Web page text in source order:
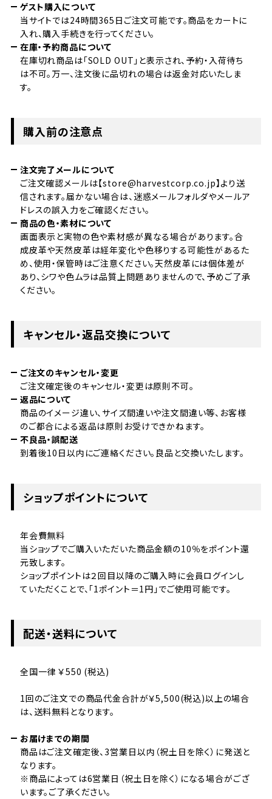
ゲスト購入について
当サイトでは24時間365日ご注文可能です。商品をカートに
入れ、購入手続きを行ってください。
在庫・予約商品について
在庫切れ商品は「SOLD OUT」と表示され、予約・入荷待ち
は不可。万一、注文後に品切れの場合は返金対応いたしま
す。
購入前の注意点
注文完了メールについて
ご注文確認メールは【store@harvestcorp.co.jp】より送
信されます。届かない場合は、迷惑メールフォルダやメールア
ドレスの誤入力をご確認ください。
商品の色・素材について
画面表示と実物の色や素材感が異なる場合があります。合
成皮革や天然皮革は経年変化や色移りする可能性があるた
め、使用・保管時はご注意ください。天然皮革には個体差が
あり、シワや色ムラは品質上問題ありませんので、予めご了承
ください。
キャンセル・返品交換について
ご注文のキャンセル・変更
ご注文確定後のキャンセル・変更は原則不可。
返品について
商品のイメージ違い、サイズ間違いや注文間違い等、お客様
のご都合による返品は原則お受けできかねます。
不良品・誤配送
到着後10日以内にご連絡ください。良品と交換いたします。
ショップポイントについて
年会費無料
当ショップでご購入いただいた商品金額の10％をポイント還
元致します。
ショップポイントは２回目以降のご購入時に会員ログインし
ていただくことで、「1ポイント＝1円」でご使用可能です。
配送・送料について
全国一律 ￥550 (税込)
1回のご注文での商品代金合計が￥5,500(税込)以上の場合
は、送料無料となります。
お届けまでの期間
商品はご注文確定後、3営業日以内（祝土日を除く）に発送と
なります。
※商品によっては6営業日（祝土日を除く）になる場合がござ
います。ご了承ください。